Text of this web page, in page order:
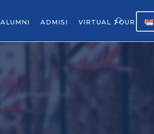
ALUMNI ADMISI VIRTUAL TOUR